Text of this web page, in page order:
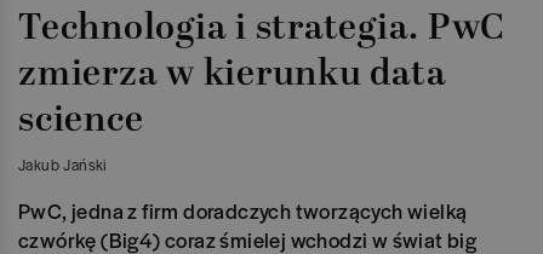
Technologia i strategia. PwC
zmierza w kierunku data
science
Jakub Jański
PwC, jedna z firm doradczych tworzących wielką
czwórkę (Big4) coraz śmielej wchodzi w świat big